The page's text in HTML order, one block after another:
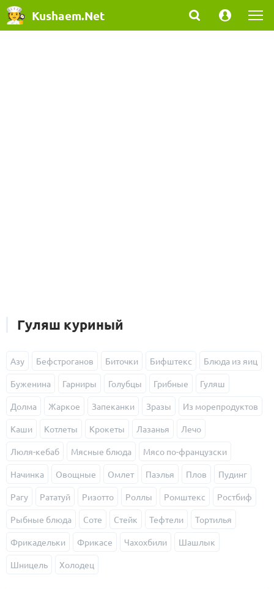
Kushaem.Net
Гуляш куриный
Азу Бефстроганов Биточки Бифштекс Блюда из яиц
Буженина Гарниры Голубцы Грибные Гуляш
Долма Жаркое Запеканки Зразы Из морепродуктов
Каши Котлеты Крокеты Лазанья Лечо
Люля-кебаб Мясные блюда Мясо по-французски
Начинка Овощные Омлет Паэлья Плов Пудинг
Рагу Рататуй Ризотто Роллы Ромштекс Ростбиф
Рыбные блюда Соте Стейк Тефтели Тортилья
Фрикадельки Фрикасе Чахохбили Шашлык
Шницель Холодец